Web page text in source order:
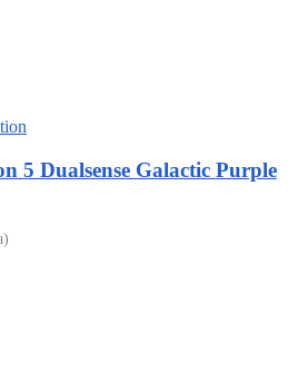
5 Dualsense Galactic Purple